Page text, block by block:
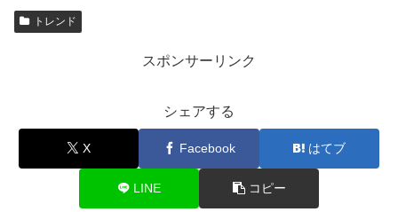
トレンド
スポンサーリンク
シェアする
X Facebook はてブ
LINE コピー